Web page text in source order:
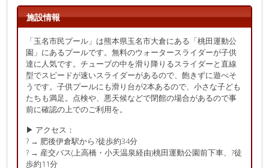
施設情報
「玉名市民プール」は熊本県玉名市大倉にある「桃田運動公
園」にあるプールです。無料のウォータースライダーが子供
達に人気です。チューブの中を滑り降りるスライダーと直線
型でスピードが速いスライダーがあるので、飽きずに遊べそ
うです。子供プールにも滑り台が2本あるので、小さな子ども
たちも満足。点検や、悪天候などで閉館の場合があるので事
前に確認の上でのご利用を。
▶ アクセス：
? → 肥後伊倉駅から?徒歩約34分
? → 産交バス(上高橋・小天温泉経由)桃田運動公園前下車、?徒
歩約11分